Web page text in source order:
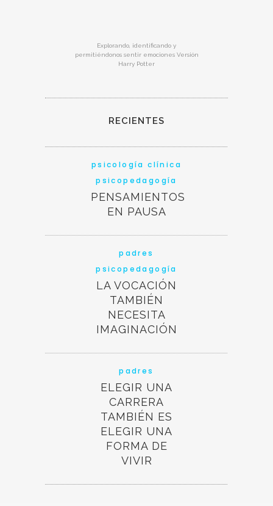
Explorando, identificando y
permitiéndonos sentir emociones Versión
Harry Potter
RECIENTES
psicología clínica
psicopedagogía
PENSAMIENTOS
EN PAUSA
padres
psicopedagogía
LA VOCACIÓN
TAMBIÉN
NECESITA
IMAGINACIÓN
padres
ELEGIR UNA
CARRERA
TAMBIÉN ES
ELEGIR UNA
FORMA DE
VIVIR